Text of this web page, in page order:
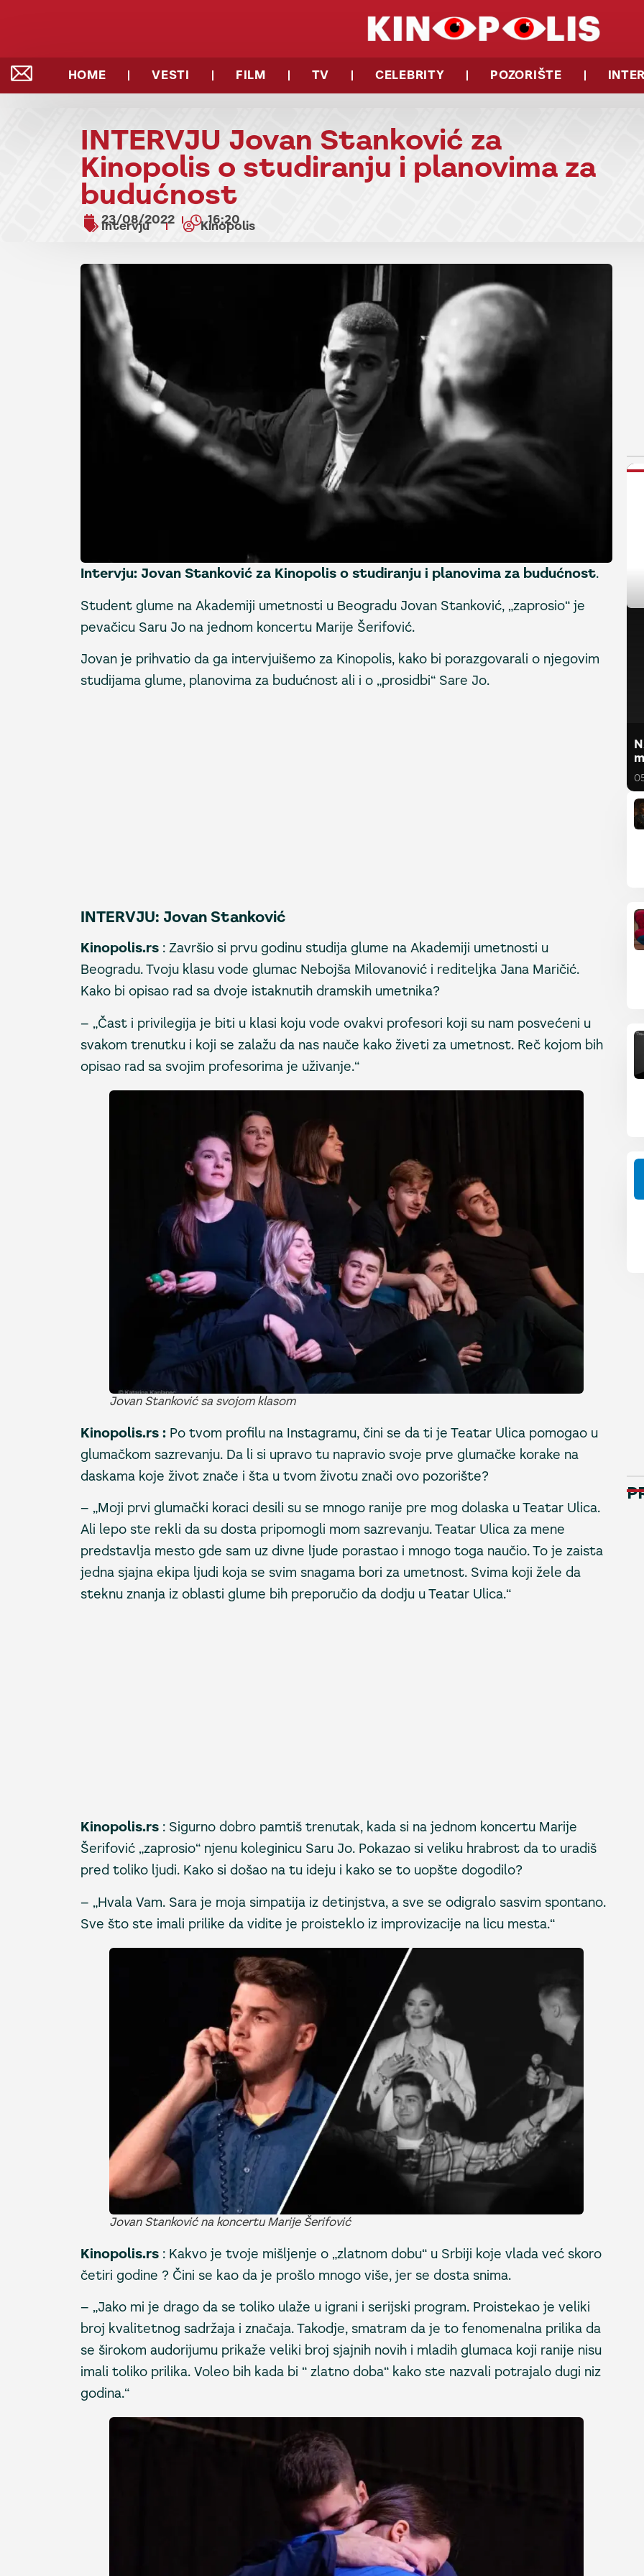
HOME VESTI FILM TV CELEBRITY POZORIŠTE
INTERVJU Jovan Stanković za
Kinopolis o studiranju i planovima za
budućnost
23/08/2022 16:20
Intervju Kinopolis
Intervju: Jovan Stanković za Kinopolis o studiranju i planovima za budućnost.
Student glume na Akademiji umetnosti u Beogradu Jovan Stanković, „zaprosio“ je
pevačicu Saru Jo na jednom koncertu Marije Šerifović.
Jovan je prihvatio da ga intervjuišemo za Kinopolis, kako bi porazgovarali o njegovim
studijama glume, planovima za budućnost ali i o „prosidbi“ Sare Jo.
INTERVJU: Jovan Stanković
Kinopolis.rs : Završio si prvu godinu studija glume na Akademiji umetnosti u
Beogradu. Tvoju klasu vode glumac Nebojša Milovanović i rediteljka Jana Maričić.
Kako bi opisao rad sa dvoje istaknutih dramskih umetnika?
– „Čast i privilegija je biti u klasi koju vode ovakvi profesori koji su nam posvećeni u
svakom trenutku i koji se zalažu da nas nauče kako živeti za umetnost. Reč kojom bih
opisao rad sa svojim profesorima je uživanje.“
Jovan Stanković sa svojom klasom
Kinopolis.rs : Po tvom profilu na Instagramu, čini se da ti je Teatar Ulica pomogao u
glumačkom sazrevanju. Da li si upravo tu napravio svoje prve glumačke korake na
daskama koje život znače i šta u tvom životu znači ovo pozorište?
– „Moji prvi glumački koraci desili su se mnogo ranije pre mog dolaska u Teatar Ulica.
Ali lepo ste rekli da su dosta pripomogli mom sazrevanju. Teatar Ulica za mene
predstavlja mesto gde sam uz divne ljude porastao i mnogo toga naučio. To je zaista
jedna sjajna ekipa ljudi koja se svim snagama bori za umetnost. Svima koji žele da
steknu znanja iz oblasti glume bih preporučio da dodju u Teatar Ulica.“
Kinopolis.rs : Sigurno dobro pamtiš trenutak, kada si na jednom koncertu Marije
Šerifović „zaprosio“ njenu koleginicu Saru Jo. Pokazao si veliku hrabrost da to uradiš
pred toliko ljudi. Kako si došao na tu ideju i kako se to uopšte dogodilo?
– „Hvala Vam. Sara je moja simpatija iz detinjstva, a sve se odigralo sasvim spontano.
Sve što ste imali prilike da vidite je proisteklo iz improvizacije na licu mesta.“
Jovan Stanković na koncertu Marije Šerifović
Kinopolis.rs : Kakvo je tvoje mišljenje o „zlatnom dobu“ u Srbiji koje vlada već skoro
četiri godine ? Čini se kao da je prošlo mnogo više, jer se dosta snima.
– „Jako mi je drago da se toliko ulaže u igrani i serijski program. Proistekao je veliki
broj kvalitetnog sadržaja i značaja. Takodje, smatram da je to fenomenalna prilika da
se širokom audorijumu prikaže veliki broj sjajnih novih i mladih glumaca koji ranije nisu
imali toliko prilika. Voleo bih kada bi “ zlatno doba“ kako ste nazvali potrajalo dugi niz
godina.“